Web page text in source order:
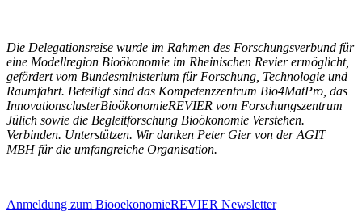
Die Delegationsreise wurde im Rahmen des Forschungsverbund für
eine Modellregion Bioökonomie im Rheinischen Revier ermöglicht,
gefördert vom Bundesministerium für Forschung, Technologie und
Raumfahrt. Beteiligt sind das Kompetenzzentrum Bio4MatPro, das
InnovationsclusterBioökonomieREVIER vom Forschungszentrum
Jülich sowie die Begleitforschung Bioökonomie Verstehen.
Verbinden. Unterstützen. Wir danken Peter Gier von der AGIT
MBH für die umfangreiche Organisation.
Anmeldung zum BiooekonomieREVIER Newsletter